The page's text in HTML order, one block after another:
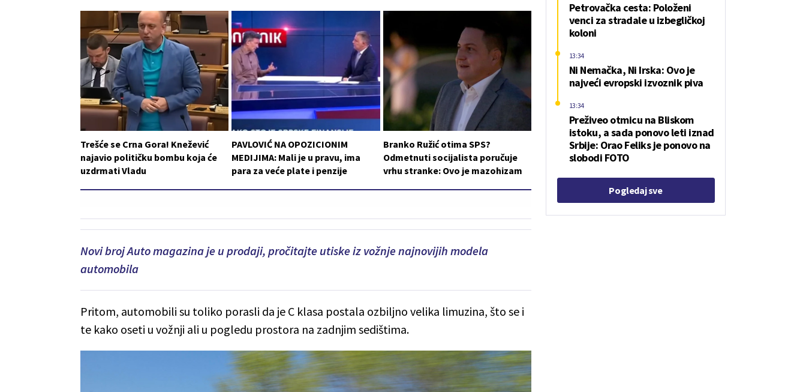
Trešće se Crna Gora! Knežević
najavio političku bombu koja će
uzdrmati Vladu
PAVLOVIĆ NA OPOZICIONIM
MEDIJIMA: Mali je u pravu, ima
para za veće plate i penzije
Branko Ružić otima SPS?
Odmetnuti socijalista poručuje
vrhu stranke: Ovo je mazohizam
Novi broj Auto magazina je u prodaji, pročitajte utiske iz vožnje najnovijih modela
automobila
Pritom, automobili su toliko porasli da je C klasa postala ozbiljno velika limuzina, što se i
te kako oseti u vožnji ali u pogledu prostora na zadnjim sedištima.
Petrovačka cesta: Položeni
venci za stradale u izbegličkoj
koloni
Ni Nemačka, Ni Irska: Ovo je
najveći evropski izvoznik piva
13:34
Preživeo otmicu na Bliskom
istoku, a sada ponovo leti iznad
Srbije: Orao Feliks je ponovo na
slobodi FOTO
13:34
Pogledaj sve